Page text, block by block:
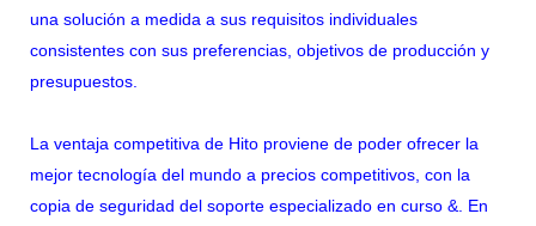
una solución a medida a sus requisitos individuales
consistentes con sus preferencias, objetivos de producción y
presupuestos.
La ventaja competitiva de Hito proviene de poder ofrecer la
mejor tecnología del mundo a precios competitivos, con la
copia de seguridad del soporte especializado en curso &. En